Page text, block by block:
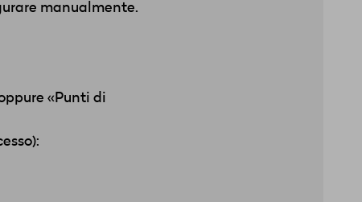
manualmente.
«Punti di